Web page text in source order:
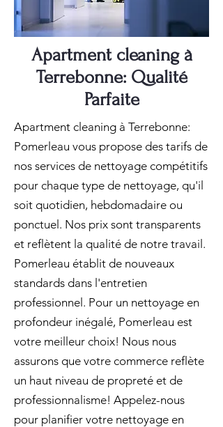
Apartment cleaning à
Terrebonne: Qualité
Parfaite
Apartment cleaning à Terrebonne:
Pomerleau vous propose des tarifs de
nos services de nettoyage compétitifs
pour chaque type de nettoyage, qu'il
soit quotidien, hebdomadaire ou
ponctuel. Nos prix sont transparents
et reflètent la qualité de notre travail.
Pomerleau établit de nouveaux
standards dans l'entretien
professionnel. Pour un nettoyage en
profondeur inégalé, Pomerleau est
votre meilleur choix! Nous nous
assurons que votre commerce reflète
un haut niveau de propreté et de
professionnalisme! Appelez-nous
pour planifier votre nettoyage en